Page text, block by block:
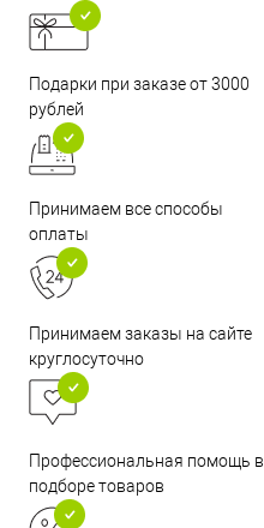
Подарки при заказе от 3000
рублей
Принимаем все способы
оплаты
Принимаем заказы на сайте
круглосуточно
Профессиональная помощь в
подборе товаров